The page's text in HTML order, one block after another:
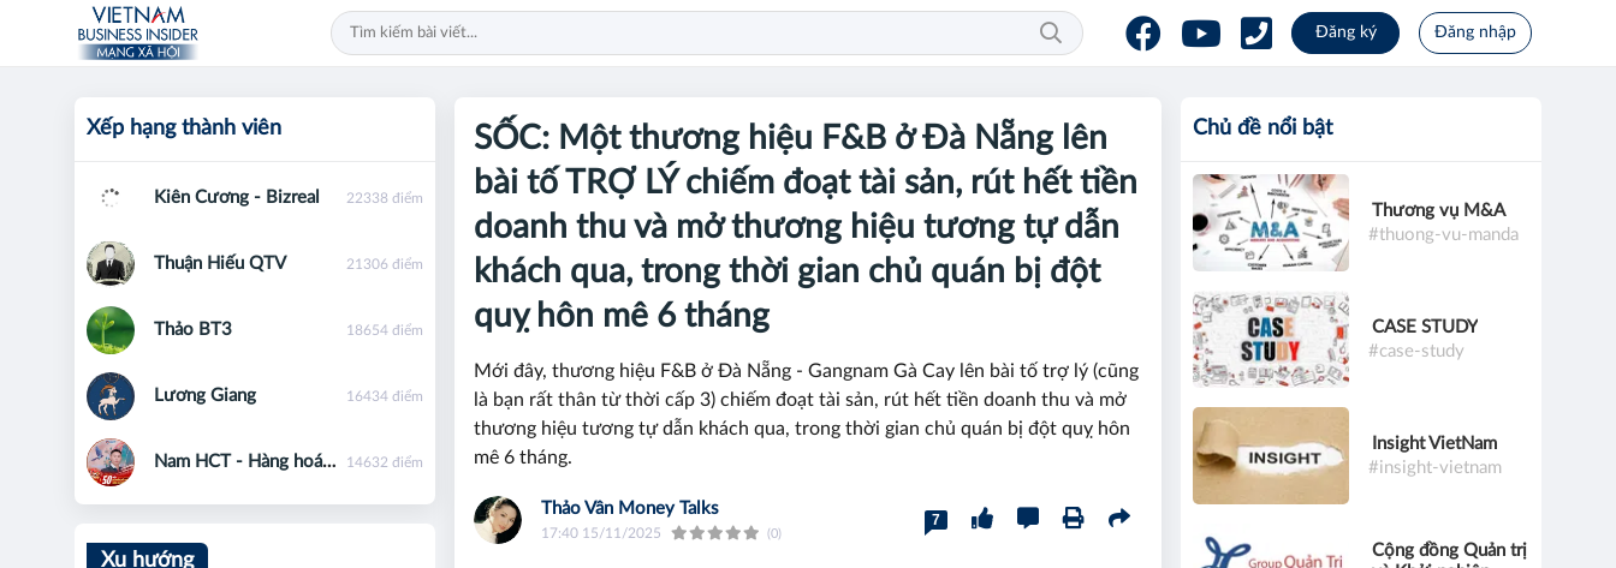
Đăng ký Đăng nhập
SỐC: Một thương hiệu F&B ở Đà Nẵng lên
bài tố TRỢ LÝ chiếm đoạt tài sản, rút hết tiền
doanh thu và mở thương hiệu tương tự dẫn
khách qua, trong thời gian chủ quán bị đột
quỵ hôn mê 6 tháng
Mới đây, thương hiệu F&B ở Đà Nẵng - Gangnam Gà Cay lên bài tố trợ lý (cũng
là bạn rất thân từ thời cấp 3) chiếm đoạt tài sản, rút hết tiền doanh thu và mở
thương hiệu tương tự dẫn khách qua, trong thời gian chủ quán bị đột quỵ hôn
mê 6 tháng.
Thảo Vân Money Talks
17:40 15/11/2025 (0)
7
Xếp hạng thành viên
Kiên Cương - Bizreal 22338 điểm
Thuận Hiếu QTV 21306 điểm
Thảo BT3 18654 điểm
Lương Giang 16434 điểm
Nam HCT - Hàng hoá phái sinh - 0867091553 14632 điểm
Xu hướng
Chủ đề nổi bật
Thương vụ M&A
#thuong-vu-manda
CASE STUDY
#case-study
Insight VietNam
#insight-vietnam
Cộng đồng Quản trị